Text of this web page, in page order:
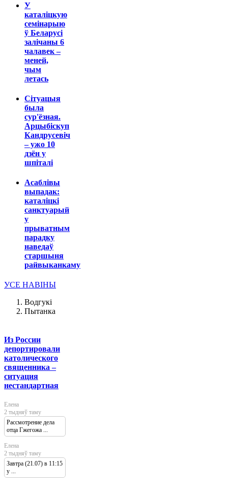
У
каталіцкую
семінарыю
ў Беларусі
залічаны 6
чалавек –
меней,
чым
летась
Сітуацыя
была
сур'ёзная.
Арцыбіскуп
Кандрусевіч
– ужо 10
дзён у
шпіталі
Асаблівы
выпадак:
каталіцкі
санктуарый
у
прыватным
парадку
наведаў
старшыня
райвыканкаму
УСЕ НАВІНЫ
Водгукі
Пытанка
Из России
депортировали
католического
священника –
ситуация
нестандартная
Елена
2 тыдняў таму
Рассмотрение дела
отца Гжегожа ...
Елена
2 тыдняў таму
Завтра (21.07) в 11:15
у ...